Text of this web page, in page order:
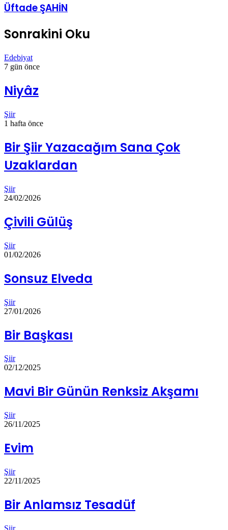
Üftade ŞAHİN
Sonrakini Oku
Edebiyat
7 gün önce
Niyâz
Şiir
1 hafta önce
Bir Şiir Yazacağım Sana Çok
Uzaklardan
Şiir
24/02/2026
Çivili Gülüş
Şiir
01/02/2026
Sonsuz Elveda
Şiir
27/01/2026
Bir Başkası
Şiir
02/12/2025
Mavi Bir Günün Renksiz Akşamı
Şiir
26/11/2025
Evim
Şiir
22/11/2025
Bir Anlamsız Tesadüf
Şiir